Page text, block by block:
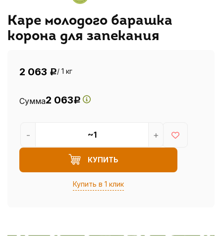
Каре молодого барашка
корона для запекания
2 063 Р/ 1 кг
Сумма2 063Р
КУПИТЬ
Купить в 1 клик
- +